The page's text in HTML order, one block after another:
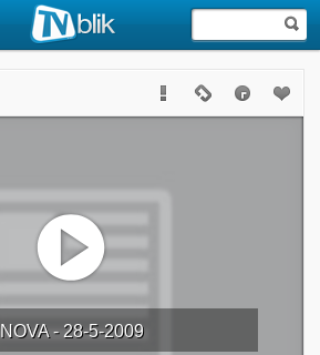
NOVA - 28-5-2009